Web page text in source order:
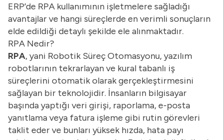
ERP’de RPA kullanımının işletmelere sağladığı
avantajlar ve hangi süreçlerde en verimli sonuçların
elde edildiği detaylı şekilde ele alınmaktadır.
RPA Nedir?
RPA, yani Robotik Süreç Otomasyonu, yazılım
robotlarının tekrarlayan ve kural tabanlı iş
süreçlerini otomatik olarak gerçekleştirmesini
sağlayan bir teknolojidir. İnsanların bilgisayar
başında yaptığı veri girişi, raporlama, e-posta
yanıtlama veya fatura işleme gibi rutin görevleri
taklit eder ve bunları yüksek hızda, hata payı